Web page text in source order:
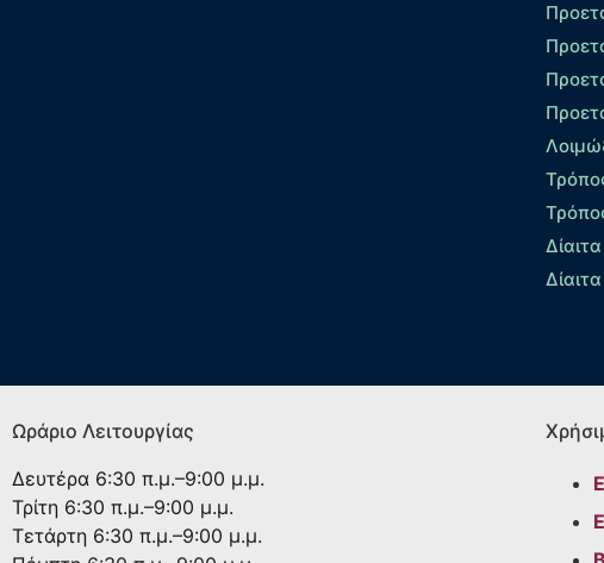
Ωράριο Λειτουργίας
Δευτέρα 6:30 π.μ.–9:00 μ.μ.
Τρίτη 6:30 π.μ.–9:00 μ.μ.
Τετάρτη 6:30 π.μ.–9:00 μ.μ.